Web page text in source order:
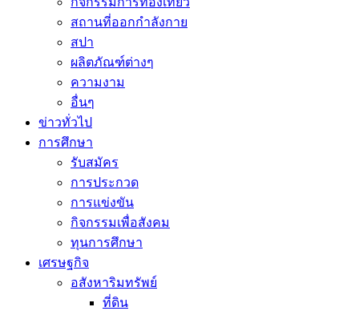
สถานที่ออกกำลังกาย
สปา
ผลิตภัณฑ์ต่างๆ
ความงาม
อื่นๆ
ข่าวทั่วไป
การศึกษา
รับสมัคร
การประกวด
การแข่งขัน
กิจกรรมเพื่อสังคม
ทุนการศึกษา
เศรษฐกิจ
อสังหาริมทรัพย์
ที่ดิน